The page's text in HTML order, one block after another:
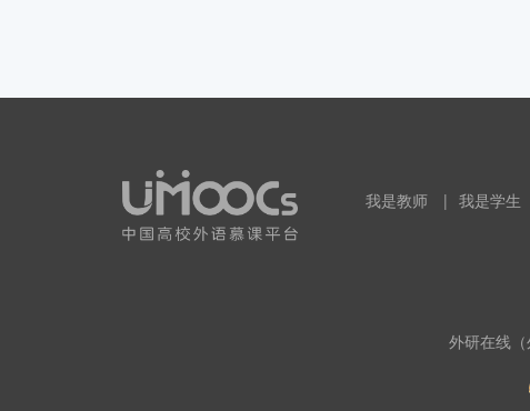
我是教师 | 我是学生
外研在线